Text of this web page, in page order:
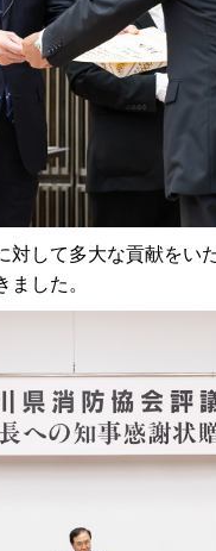
して多大な貢献をい
した。